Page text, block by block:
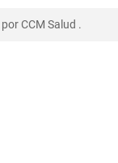
porCCM Salud .